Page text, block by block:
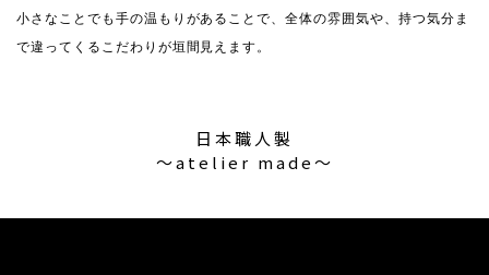
小さなことでも手の温もりがあることで、全体の雰囲気や、持つ気分ま
で違ってくるこだわりが垣間見えます。
日本職人製
〜atelier made〜